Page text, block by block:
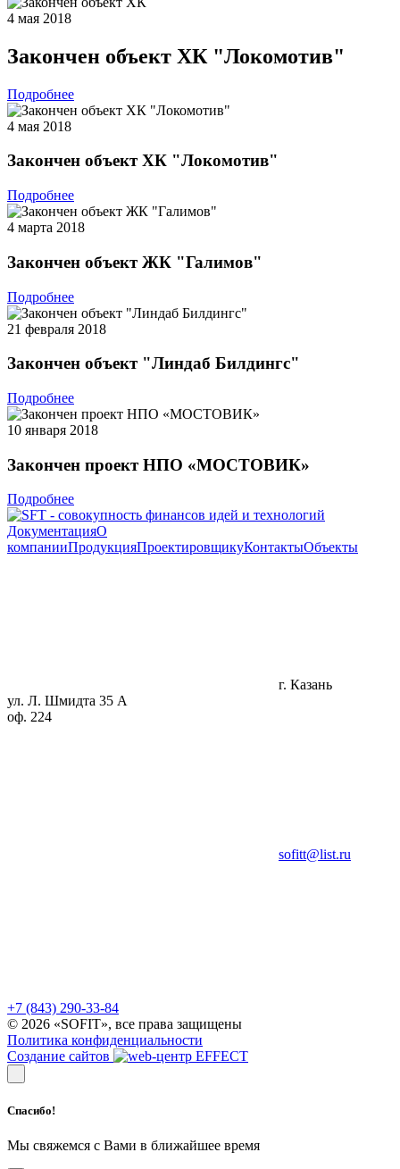
4 мая 2018
Закончен объект ХК "Локомотив"
Подробнее
4 мая 2018
Закончен объект ХК "Локомотив"
Подробнее
4 марта 2018
Закончен объект ЖК "Галимов"
Подробнее
21 февраля 2018
Закончен объект "Линдаб Билдингс"
Подробнее
10 января 2018
Закончен проект НПО «МОСТОВИК»
Подробнее
ДокументацияО
компанииПродукцияПроектировщикуКонтактыОбъекты
г. Казань
ул. Л. Шмидта 35 А
оф. 224
sofitt@list.ru
+7 (843) 290-33-84
© 2026 «SOFIT», все права защищены
Политика конфиденциальности
Создание сайтов
Спасибо!
Мы свяжемся с Вами в ближайшее время